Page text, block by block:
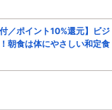
／ポイント10%還元】ビジ
朝食は体にやさしい和定食